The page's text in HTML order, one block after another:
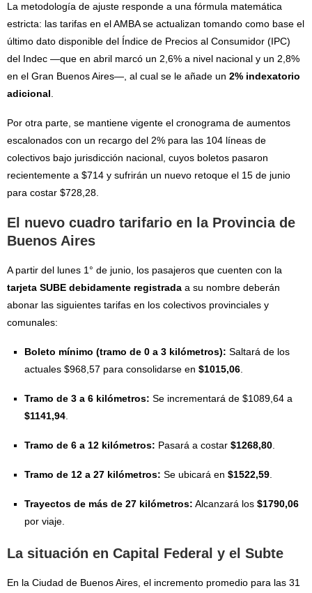
La metodología de ajuste responde a una fórmula matemática
estricta: las tarifas en el AMBA se actualizan tomando como base el
último dato disponible del Índice de Precios al Consumidor (IPC)
del Indec —que en abril marcó un 2,6% a nivel nacional y un 2,8%
en el Gran Buenos Aires—, al cual se le añade un 2% indexatorio
adicional
Por otra parte, se mantiene vigente el cronograma de aumentos
escalonados con un recargo del 2% para las 104 líneas de
colectivos bajo jurisdicción nacional, cuyos boletos pasaron
recientemente a $714 y sufrirán un nuevo retoque el 15 de junio
para costar $728,28.
El nuevo cuadro tarifario en la Provincia de
Buenos Aires
A partir del lunes 1° de junio, los pasajeros que cuenten con la
tarjeta SUBE debidamente registrada a su nombre deberán
abonar las siguientes tarifas en los colectivos provinciales y
comunales:
Boleto mínimo (tramo de 0 a 3 kilómetros): Saltará de los
actuales $968,57 para consolidarse en $1015,06
Tramo de 3 a 6 kilómetros: Se incrementará de $1089,64 a
$1141,94
Tramo de 6 a 12 kilómetros: Pasará a costar $1268,80
Tramo de 12 a 27 kilómetros: Se ubicará en $1522,59
Trayectos de más de 27 kilómetros: Alcanzará los $1790,06
por viaje.
La situación en Capital Federal y el Subte
En la Ciudad de Buenos Aires, el incremento promedio para las 31